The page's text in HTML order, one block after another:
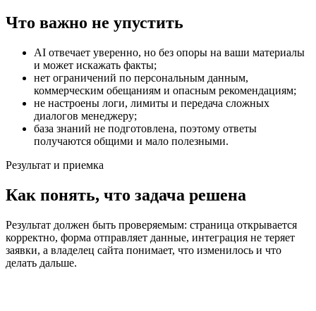
Что важно не упустить
AI отвечает уверенно, но без опоры на ваши материалы
и может искажать факты;
нет ограничений по персональным данным,
коммерческим обещаниям и опасным рекомендациям;
не настроены логи, лимиты и передача сложных
диалогов менеджеру;
база знаний не подготовлена, поэтому ответы
получаются общими и мало полезными.
Результат и приемка
Как понять, что задача решена
Результат должен быть проверяемым: страница открывается
корректно, форма отправляет данные, интеграция не теряет
заявки, а владелец сайта понимает, что изменилось и что
делать дальше.